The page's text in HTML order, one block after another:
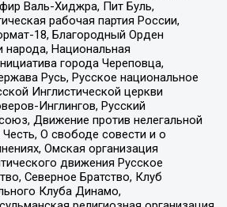
Валь-Хиджра, Пит Буль,
рабочая партия России,
18, Благородный Орден
Национальная
города Череповца,
Русь, Русское национальное
Инглистической церкви
Инглингов, Русский
Движение против нелегальной
О свободе совести и о
Омская организация
движения Русское
Северное Братство, Клуб
Клуба Динамо,